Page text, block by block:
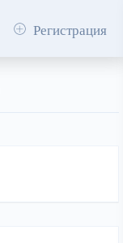
Регистрация